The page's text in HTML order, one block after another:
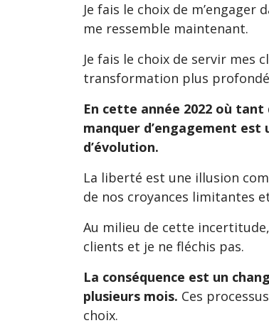
Je fais le choix de
me ressemble maintenant.
Je fais le choix de servir mes
transformation plus
En cette année 2022 où
manquer d’engagement
d’évolution.
La liberté est une illusion
de nos croyances limitantes
Au milieu de cette
clients et je ne fléchis pas.
La conséquence est un
plusieurs mois. Ces
choix.